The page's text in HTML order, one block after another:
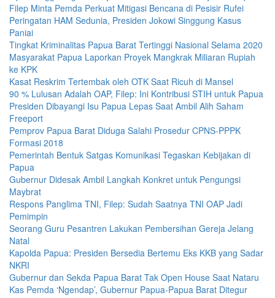
Filep Minta Pemda Perkuat Mitigasi Bencana di Pesisir Rufei
Peringatan HAM Sedunia, Presiden Jokowi Singgung Kasus
Paniai
Tingkat Kriminalitas Papua Barat Tertinggi Nasional Selama 2020
Masyarakat Papua Laporkan Proyek Mangkrak Miliaran Rupiah
ke KPK
Kasat Reskrim Tertembak oleh OTK Saat Ricuh di Mansel
90 % Lulusan Adalah OAP, Filep: Ini Kontribusi STIH untuk Papua
Presiden Dibayangi Isu Papua Lepas Saat Ambil Alih Saham
Freeport
Pemprov Papua Barat Diduga Salahi Prosedur CPNS-PPPK
Formasi 2018
Pemerintah Bentuk Satgas Komunikasi Tegaskan Kebijakan di
Papua
Gubernur Didesak Ambil Langkah Konkret untuk Pengungsi
Maybrat
Respons Panglima TNI, Filep: Sudah Saatnya TNI OAP Jadi
Pemimpin
Seorang Guru Pesantren Lakukan Pembersihan Gereja Jelang
Natal
Kapolda Papua: Presiden Bersedia Bertemu Eks KKB yang Sadar
NKRI
Gubernur dan Sekda Papua Barat Tak Open House Saat Nataru
Kas Pemda ‘Ngendap’, Gubernur Papua-Papua Barat Ditegur